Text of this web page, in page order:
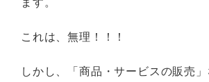
ます。
これは、無理！！！
しかし、「商品・サービスの販売